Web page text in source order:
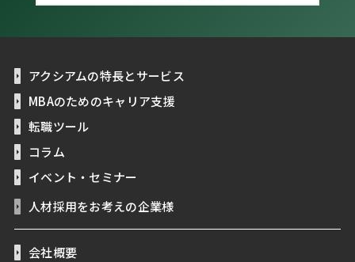
アクシアムの特長とサービス
MBAのためのキャリア支援
転職ツール
コラム
イベント・セミナー
人材採用をお考えの企業様
会社概要